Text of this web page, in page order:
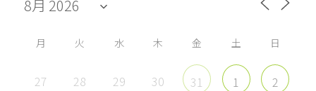
Facebook
示
TwitterInstagram
YouTube
示
月 火 水 木 金 土 日
27 28 29 30 31 1 2